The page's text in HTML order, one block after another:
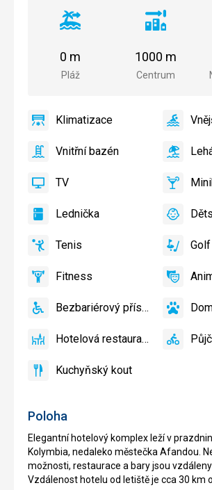
Poloha
Elegantní hotelový komplex leží v
Kolymbia, nedaleko městečka Afandou.
možnosti, restaurace a bary jsou
Vzdálenost hotelu od letiště je cca 30 km
Vzdálenost
pláže
Pláž
0 m
Vzdálenost
centra
Centrum
1000 m
Klimatizace
Klimatizace
ano
Vnější
ano
VnitřníVnitřní bazén
ano
Lehátka
bazénu
ano
TV TV
ano
Minibar,
ano
LedničkaLednička
ano
Dětský
Dětské
Dětský
ano
Tenis,Tenis
ano Golf Golf
ano
FitnessFitness
ano ano
Bezbariérový
Bezbariérový přístup
ano
Domácí
povolena
ano
Hotelová
Hotelová restaurace
ano
Půjčovna
ano
Kuchyňský
Kuchyňský kout
ano